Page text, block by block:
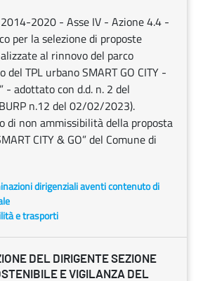
2014-2020 - Asse IV - Azione 4.4 -
per la selezione di proposte
al rinnovo del parco
TPL urbano SMART GO CITY -
- adottato con d.d. n. 2 del
n.12 del 02/02/2023).
di non ammissibilità della proposta
CITY & GO” del Comune di
dirigenziali aventi contenuto di
e trasporti
DEL DIRIGENTE SEZIONE
E VIGILANZA DEL